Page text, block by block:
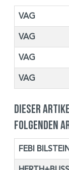
VAG
VAG
VAG
VAG
Dieser
folgenden
FEBI